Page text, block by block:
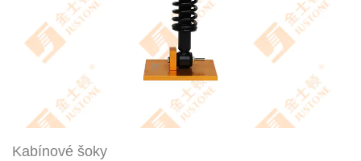
Kabínové šoky